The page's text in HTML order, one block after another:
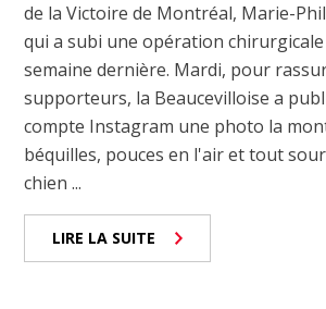
de la Victoire de Montréal, Marie-
qui a subi une opération
semaine dernière. Mardi, pour
supporteurs, la Beaucevilloise a
compte Instagram une photo la
béquilles, pouces en l'air et tout
chien ...
LIRE LA SUITE